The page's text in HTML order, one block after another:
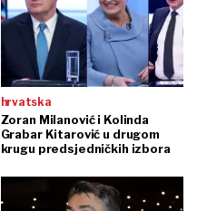
hrvatska
Zoran Milanović i Kolinda
Grabar Kitarović u drugom
krugu predsjedničkih izbora